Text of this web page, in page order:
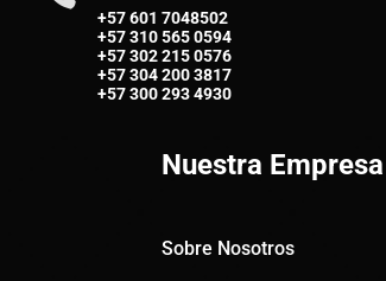
+57 601 7048502
+57310 565 0594
+57302 215 0576
+57304 200 3817
+57300 293 4930
Nuestra Empresa
Sobre Nosotros